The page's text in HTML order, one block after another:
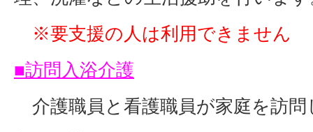
※要支援の人は利用できません
■訪問入浴介護
介護職員と看護職員が家庭を訪問